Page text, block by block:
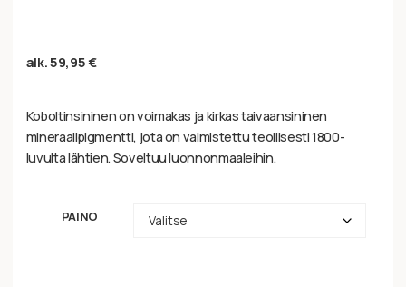
alk.59,95€
Koboltinsininen on voimakas ja kirkas taivaansininen
mineraalipigmentti, jota on valmistettu teollisesti 1800-
luvulta lähtien. Soveltuu luonnonmaaleihin.
PAINO